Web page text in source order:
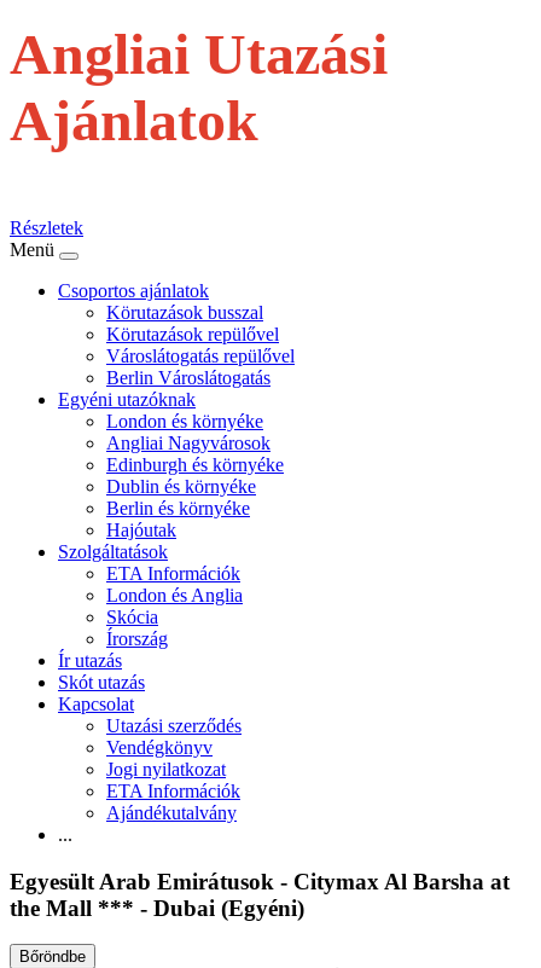
Angliai Utazási
Ajánlatok
Részletek
Menü
Csoportos ajánlatok
Körutazások busszal
Körutazások repülővel
Városlátogatás repülővel
Berlin Városlátogatás
Egyéni utazóknak
London és környéke
Angliai Nagyvárosok
Edinburgh és környéke
Dublin és környéke
Berlin és környéke
Hajóutak
Szolgáltatások
ETA Információk
London és Anglia
Skócia
Írország
Ír utazás
Skót utazás
Kapcsolat
Utazási szerződés
Vendégkönyv
Jogi nyilatkozat
ETA Információk
Ajándékutalvány
...
Egyesült Arab Emirátusok - Citymax Al Barsha at
the Mall *** - Dubai (Egyéni)
Bőröndbe